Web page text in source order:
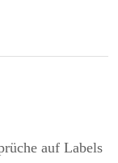
auf Labels